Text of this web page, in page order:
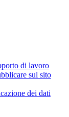
di lavoro
sul sito
dei dati